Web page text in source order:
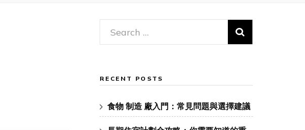
Search
for:
RECENT POSTS
食物 制造 廠入門：常見問題與選擇建議